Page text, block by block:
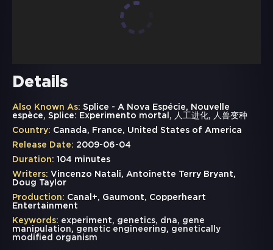
Details
Also Known As: Splice - A Nova Espécie, Nouvelle
espèce, Splice: Experimento mortal, 人工进化, 人兽变种
Country: Canada, France, United States of America
Release Date: 2009-06-04
Duration: 104 minutes
Writers: Vincenzo Natali, Antoinette Terry Bryant,
Doug Taylor
Production: Canal+, Gaumont, Copperheart
Entertainment
Keywords: experiment, genetics, dna, gene
manipulation, genetic engineering , genetically
modified organism